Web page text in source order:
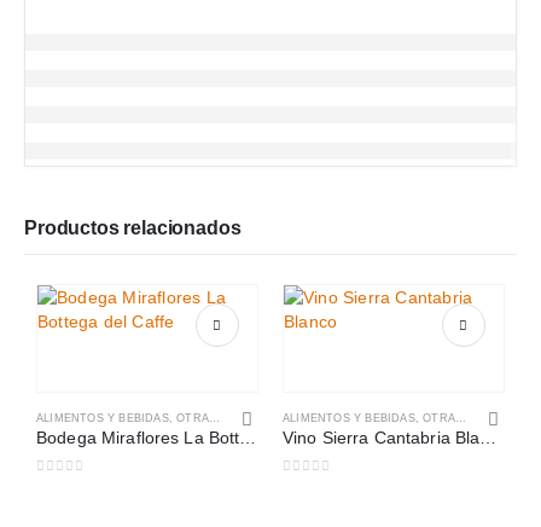
Productos relacionados
ALIMENTOS Y BEBIDAS,OTRAS CATEGORÍAS
Bodega Miraflores La Bottega del Caffé
ALIMENTOS Y BEBIDAS,OTRAS CATEGORÍAS
Vino Sierra Cantabria Blanco